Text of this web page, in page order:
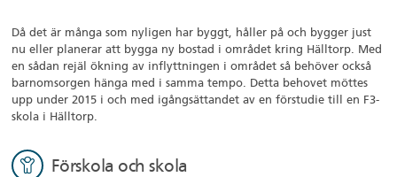
Då det är många som nyligen har byggt, håller på och bygger just
nu eller planerar att bygga ny bostad i området kring Hälltorp. Med
en sådan rejäl ökning av inflyttningen i området så behöver också
barnomsorgen hänga med i samma tempo. Detta behovet möttes
upp under 2015 i och med igångsättandet av en förstudie till en F3-
skola i Hälltorp.
Förskola och skola